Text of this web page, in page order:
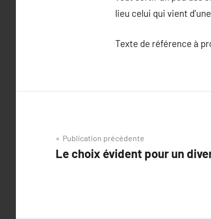
lieu celui qui vient
Texte de référence à
Navigation
de
Publication précédente
Le choix évident pour un